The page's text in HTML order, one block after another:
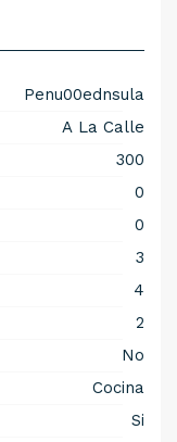
Penu00ednsula
A La Calle
300
0
0
3
4
2
No
Cocina
Si